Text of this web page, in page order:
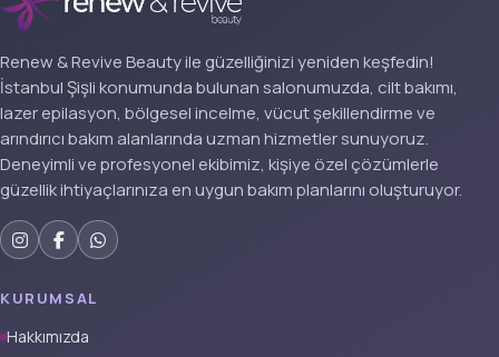
Renew & Revive Beauty ile güzelliğinizi yeniden keşfedin!
İstanbul Şişli konumunda bulunan salonumuzda, cilt bakımı,
lazer epilasyon, bölgesel incelme, vücut şekillendirme ve
arındırıcı bakım alanlarında uzman hizmetler sunuyoruz.
Deneyimli ve profesyonel ekibimiz, kişiye özel çözümlerle
güzellik ihtiyaçlarınıza en uygun bakım planlarını oluşturuyor.
KURUMSAL
Hakkımızda